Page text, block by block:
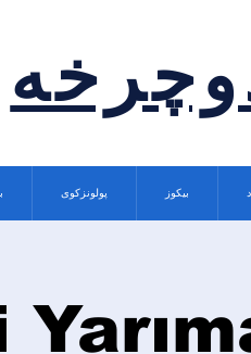
پولونزکوی بیکوز